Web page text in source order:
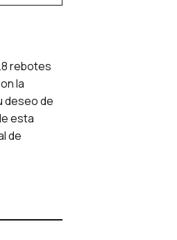
rebotes
la
deseo de
esta
de